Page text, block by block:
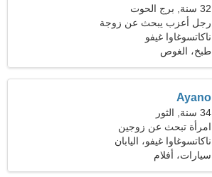
32 سنة, برج الحوت
رجل أعزب يبحث عن زوجة
ناكاتسوغاوا غيفو
طبخ، الغوص
Ayano
34 سنة, الثور
امرأة تبحث عن زوجين
ناكاتسوغاوا غيفو، اليابان
سيارات، أفلام